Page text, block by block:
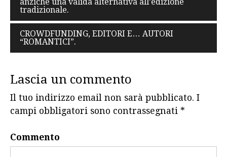
tradizionale.
CROWDFUNDING, EDITORI E… AUTORI
“ROMANTICI”.
Lascia un commento
Il tuo indirizzo email non sarà pubblicato. I
campi obbligatori sono contrassegnati *
Commento